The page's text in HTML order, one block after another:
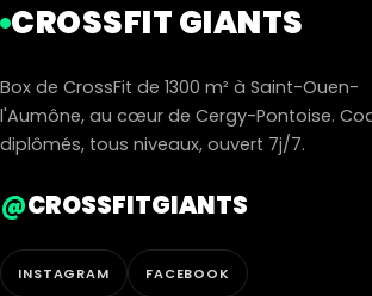
CROSSFIT GIANTS
Box de CrossFit de 1300 m² à Saint-Ouen-
l'Aumône, au cœur de Cergy-Pontoise.
diplômés, tous niveaux, ouvert 7j/7.
@CROSSFITGIANTS
INSTAGRAM FACEBOOK